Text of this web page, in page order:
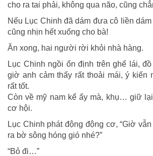
cho ra tai phải, không qua não, cũng
Nếu Lục Chinh đã dám đưa cô liền
cũng nhịn hết xuống cho bà!
Ăn xong, hai người rời khỏi nhà hàng.
Lục Chinh ngồi ổn định trên ghế lái,
giờ anh cảm thấy rất thoải mái, ý kiến
rất tốt.
Còn về mỹ nam kể ấy mà, khụ… giữ
cơ hội.
Lục Chinh phát động động cơ, “Giờ
ra bờ sông hóng gió nhé?”
“Bỏ đi…”